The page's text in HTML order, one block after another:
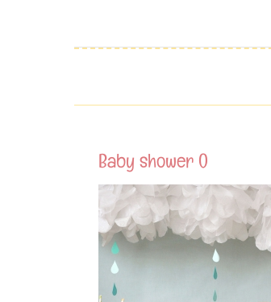
Baby shower 0